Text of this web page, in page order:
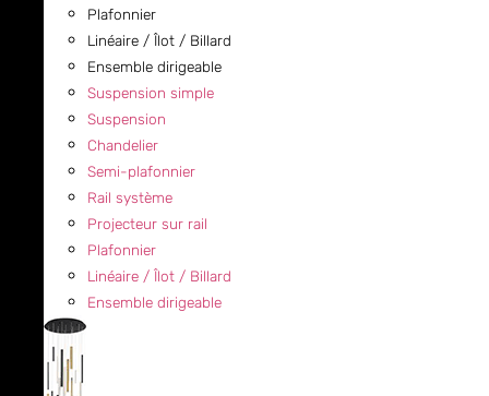
Plafonnier
Linéaire / Îlot / Billard
Ensemble dirigeable
Suspension simple
Suspension
Chandelier
Semi-plafonnier
Rail système
Projecteur sur rail
Plafonnier
Linéaire / Îlot / Billard
Ensemble dirigeable